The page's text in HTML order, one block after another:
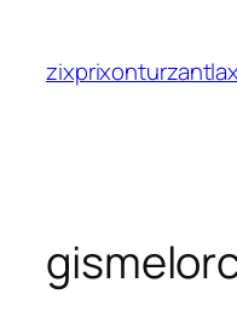
contenido